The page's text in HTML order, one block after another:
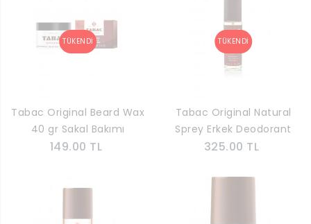
Tabac Original Beard Wax
40 gr Sakal Bakımı
149.00 TL
Tabac Original Natural
Sprey Erkek Deodorant
100 ml
325.00 TL